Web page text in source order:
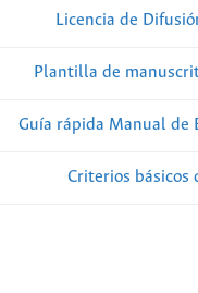
Licencia de
Plantilla de
Guía rápida Manual de
Criterios básicos